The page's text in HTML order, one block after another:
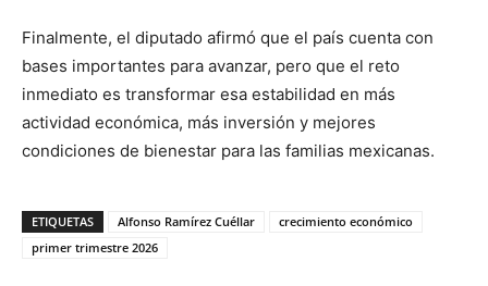
Finalmente, el diputado afirmó que el país cuenta con
bases importantes para avanzar, pero que el reto
inmediato es transformar esa estabilidad en más
actividad económica, más inversión y mejores
condiciones de bienestar para las familias mexicanas.
ETIQUETAS Alfonso Ramírez Cuéllar
crecimiento económico
primer trimestre 2026